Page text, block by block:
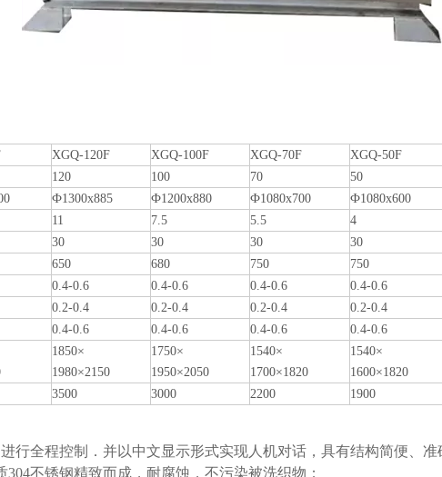
XGQ-120F XGQ-100F XGQ-70F XGQ-50F
120 100 70 50
Ф1300x885 Ф1200x880 Ф1080x700 Ф1080x600
11 7.5 5.5 4
30 30 30 30
650 680 750 750
0.4-0.6 0.4-0.6 0.4-0.6 0.4-0.6
0.2-0.4 0.2-0.4 0.2-0.4 0.2-0.4
0.4-0.6 0.4-0.6 0.4-0.6 0.4-0.6
1850×
1980×2150
1750×
1950×2050
1540×
1700×1820
1540×
1600×1820
3500 3000 2200 1900
行全程控制．并以中文显示形式实现人机对话，具有结构简便、准
不锈钢精致而成，耐腐蚀，不污染被洗织物；